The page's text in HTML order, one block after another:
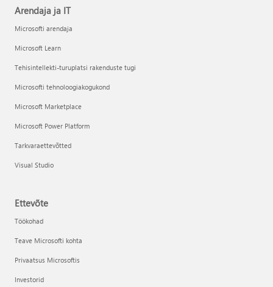
Arendaja ja IT
Microsofti arendaja
Microsoft Learn
Tehisintellekti-turuplatsi rakenduste tugi
Microsofti tehnoloogiakogukond
Microsoft Marketplace
Microsoft Power Platform
Tarkvaraettevõtted
Visual Studio
Ettevõte
Töökohad
Teave Microsofti kohta
Privaatsus Microsoftis
Investorid